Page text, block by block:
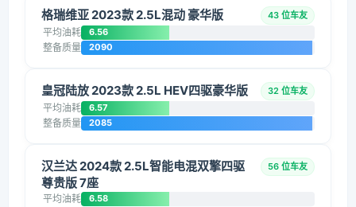
格瑞维亚 2023款 2.5L混动 豪华版 43 位车友
平均油耗 6.56
整备质量 2090
皇冠陆放 2023款 2.5L HEV四驱豪华版 32 位车友
平均油耗 6.57
整备质量 2085
汉兰达 2024款 2.5L智能电混双擎四驱
尊贵版 7座
56 位车友
平均油耗 6.58